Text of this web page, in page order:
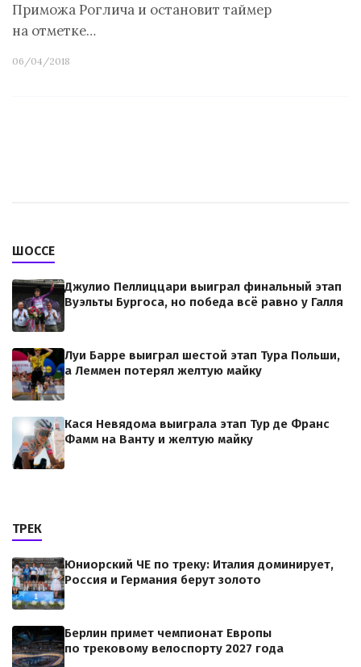
Приможа Роглича и остановит таймер
на отметке…
06/04/2018
ШОССЕ
Джулио Пеллиццари выиграл финальный этап
Вуэльты Бургоса, но победа всё равно у Галля
Луи Барре выиграл шестой этап Тура Польши,
а Леммен потерял желтую майку
Кася Невядома выиграла этап Тур де Франс
Фамм на Ванту и желтую майку
ТРЕК
Юниорский ЧЕ по треку: Италия доминирует,
Россия и Германия берут золото
Берлин примет чемпионат Европы
по трековому велоспорту 2027 года